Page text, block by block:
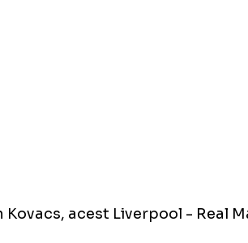
Kovacs, acest Liverpool - Real